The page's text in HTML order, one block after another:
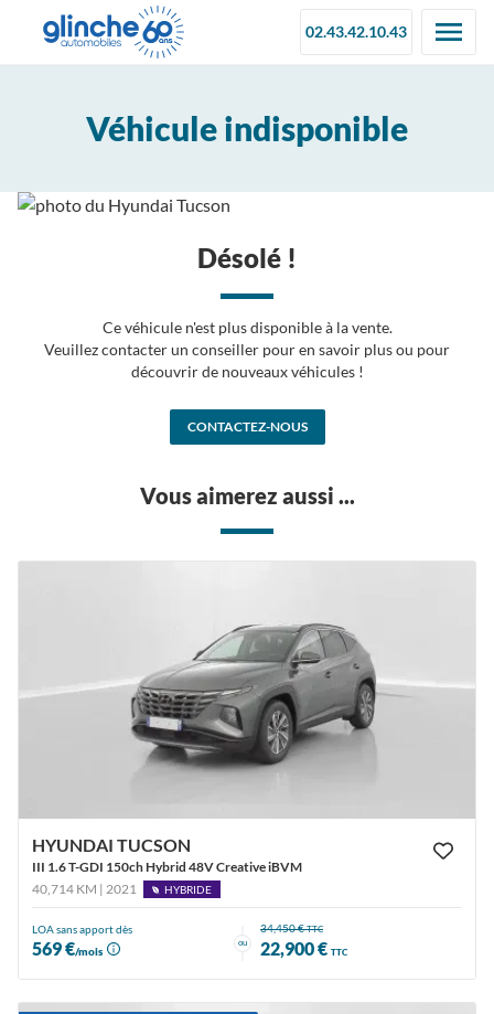
02.43.42.10.43
Véhicule indisponible
Désolé !
Ce véhicule n'est plus disponible à la vente.
Veuillez contacter un conseiller pour en savoir plus ou pour
découvrir de nouveaux véhicules !
CONTACTEZ-NOUS
Vous aimerez aussi ...
HYUNDAI TUCSON
III 1.6 T-GDI 150ch Hybrid 48V Creative iBVM
40,714 KM | 2021
HYBRIDE
LOA sans apport dès
569 €/mois
ou
34,450 €TTC
22,900 € TTC